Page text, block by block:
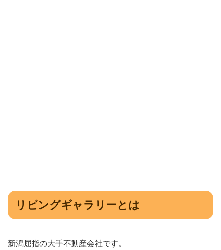
リビングギャラリーとは
新潟屈指の大手不動産会社です。